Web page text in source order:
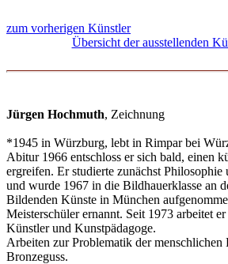
zum vorherigen Künstler
Übersicht der ausstellenden
Jürgen Hochmuth, Zeichnung
*1945 in Würzburg, lebt in Rimpar bei
Abitur 1966 entschloss er sich bald, einen
ergreifen. Er studierte zunächst Philosophie
und wurde 1967 in die Bildhauerklasse an
Bildenden Künste in München
Meisterschüler ernannt. Seit 1973 arbeitet
Künstler und Kunstpädagoge.
Arbeiten zur Problematik der menschlichen
Bronzeguss.